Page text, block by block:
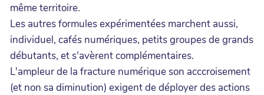
même territoire.
Les autres formules expérimentées marchent aussi,
individuel, cafés numériques, petits groupes de grands
débutants, et s'avèrent complémentaires.
L'ampleur de la fracture numérique son acccroisement
(et non sa diminution) exigent de déployer des actions